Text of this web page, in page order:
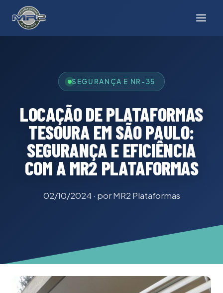
SEGURANÇA E NR-35
LOCAÇÃO DE PLATAFORMAS
TESOURA EM SÃO PAULO:
SEGURANÇA E EFICIÊNCIA
COM A MR2 PLATAFORMAS
02/10/2024 · por MR2 Plataformas